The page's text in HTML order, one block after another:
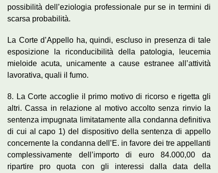
possibilità dell’eziologia professionale pur se in termini di
scarsa probabilità.
La Corte d’Appello ha, quindi, escluso in presenza di tale
esposizione la riconducibilità della patologia, leucemia
mieloide acuta, unicamente a cause estranee all’attività
lavorativa, quali il fumo.
8. La Corte accoglie il primo motivo di ricorso e rigetta gli
altri. Cassa in relazione al motivo accolto senza rinvio la
sentenza impugnata limitatamente alla condanna definitiva
di cui al capo 1) del dispositivo della sentenza di appello
concernente la condanna dell’E. in favore dei tre appellanti
complessivamente dell’importo di euro 84.000,00 da
ripartire pro quota con gli interessi dalla data della